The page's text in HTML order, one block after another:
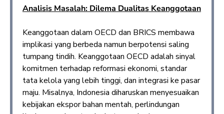
Analisis Masalah: Dilema Dualitas Keanggotaan
Keanggotaan dalam OECD dan BRICS membawa
implikasi yang berbeda namun berpotensi saling
tumpang tindih. Keanggotaan OECD adalah sinyal
komitmen terhadap reformasi ekonomi, standar
tata kelola yang lebih tinggi, dan integrasi ke pasar
maju. Misalnya, Indonesia diharuskan menyesuaikan
kebijakan ekspor bahan mentah, perlindungan